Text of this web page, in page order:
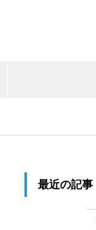
最近の記事